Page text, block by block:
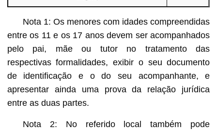
Nota 1: Os menores com idades compreendidas
entre os 11 e os 17 anos devem ser acompanhados
pelo pai, mãe ou tutor no tratamento das
respectivas formalidades, exibir o seu documento
de identificação e o do seu acompanhante, e
apresentar ainda uma prova da relação jurídica
entre as duas partes.
Nota 2: No referido local também pode